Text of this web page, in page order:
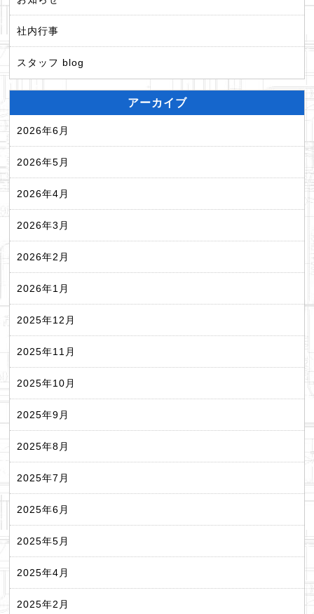
社内行事
スタッフ blog
アーカイブ
2026年6月
2026年5月
2026年4月
2026年3月
2026年2月
2026年1月
2025年12月
2025年11月
2025年10月
2025年9月
2025年8月
2025年7月
2025年6月
2025年5月
2025年4月
2025年2月